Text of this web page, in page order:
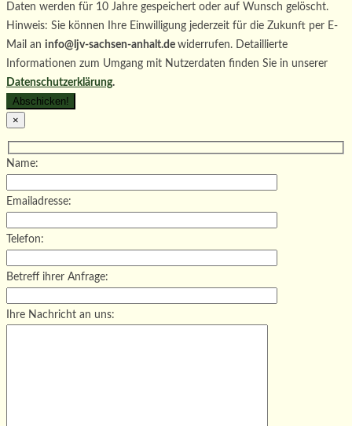
Daten werden für 10 Jahre gespeichert oder auf Wunsch gelöscht.
Hinweis: Sie können Ihre Einwilligung jederzeit für die Zukunft per E-
Mail an info@ljv-sachsen-anhalt.de widerrufen. Detaillierte
Informationen zum Umgang mit Nutzerdaten finden Sie in unserer
Datenschutzerklärung.
×
Name:
Emailadresse:
Telefon:
Betreff ihrer Anfrage:
Ihre Nachricht an uns: